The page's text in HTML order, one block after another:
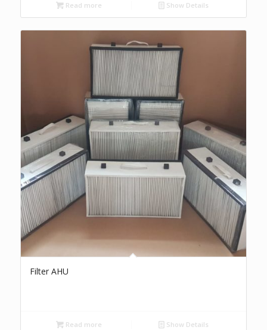
Read more Show Details
Filter AHU
Read more Show Details